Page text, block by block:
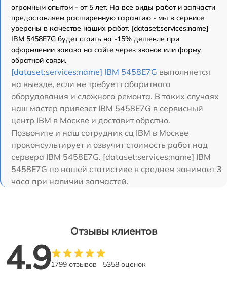
огромным опытом - от 5 лет. На все виды работ и запчасти
предоставляем расширенную гарантию - мы в сервисе
уверены в качестве наших работ. [dataset:services:name]
IBM 5458E7G будет стоить на -15% дешевле при
оформлении заказа на сайте через звонок или форму
обратной связи.
[dataset:services:name] IBM 5458E7G выполняется
на выезде, если не требует габаритного
оборудования и сложного ремонта. В таких случаях
наш мастер привезет IBM 5458E7G в сервисный
центр IBM в Москве и доставит обратно.
Позвоните и наш сотрудник сц IBM в Москве
проконсультирует и озвучит стоимость работ над
сервера IBM 5458E7G. [dataset:services:name] IBM
5458E7G по нашей статистике в среднем занимает 3
часа при наличии запчастей.
Отзывы клиентов
4.91799 отзывов 5358 оценок